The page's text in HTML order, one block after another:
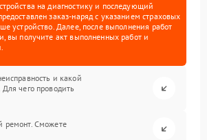
на диагностику и последующий
заказ-наряд с указанием страховых
устройство. Далее, после выполнения работ
вы получите акт выполненных работ и
и какой
чего проводить
ремонт. Сможете